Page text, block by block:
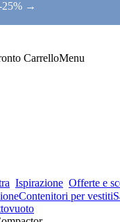
25% →
CarrelloMenu
Ispirazione Offerte e
Contenitori per vestiti